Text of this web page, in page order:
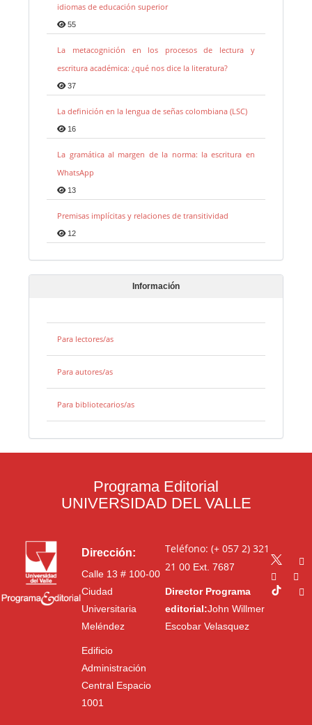
idiomas de educación superior
55
La metacognición en los procesos de lectura y
escritura académica: ¿qué nos dice la literatura?
37
La definición en la lengua de señas colombiana (LSC)
16
La gramática al margen de la norma: la escritura en
WhatsApp
13
Premisas implícitas y relaciones de transitividad
12
Información
Para lectores/as
Para autores/as
Para bibliotecarios/as
Programa Editorial
UNIVERSIDAD DEL VALLE
Dirección:
Calle 13 # 100-00
Ciudad
Universitaria
Meléndez
Edificio
Administración
Central Espacio
1001
Teléfono: (+ 057 2) 321
21 00Ext. 7687
Director Programa
editorial:John Willmer
Escobar Velasquez